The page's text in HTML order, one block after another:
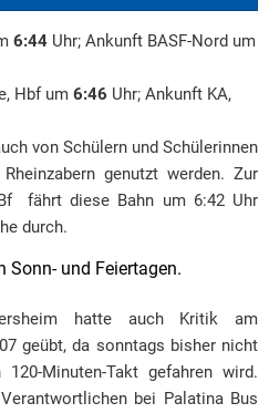
6:44 Uhr; Ankunft BASF-Nord um
Hbf um 6:46 Uhr; Ankunft KA,
von Schülern und Schülerinnen
genutzt werden. Zur
fährt diese Bahn um 6:42 Uhr
durch.
Sonn- und Feiertagen.
hatte auch Kritik am
geübt, da sonntags bisher nicht
Minuten-Takt gefahren wird.
bei Palatina Bus